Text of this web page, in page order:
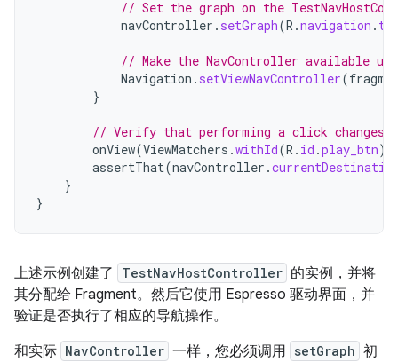
// Set the graph on the
navController . setGraph(R .navigation .
// Make the NavController available
Navigation . setViewNavController(
}
// Verify that performing a click changes
onView(ViewMatchers .withId(R . id .play_btn
assertThat(navController .
}
}
上述示例创建了 TestNavHostController 的实例，并将
其分配给 Fragment。然后它使用 Espresso 驱动界面，并
验证是否执行了相应的导航操作。
和实际 NavController 一样，您必须调用 setGraph 初